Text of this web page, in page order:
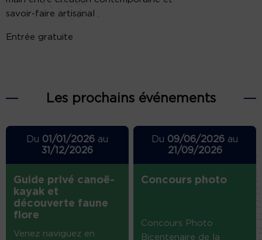
savoir-faire artisanal .
Entrée gratuite
Les prochains événements
Du 01/01/2026au
31/12/2026
Guide privé canoë-
kayak et
découverte faune
flore
Venez naviguez en
Du 09/06/2026 au
21/09/2026
Concours photo
Concours Photo
Bicentenaire de la